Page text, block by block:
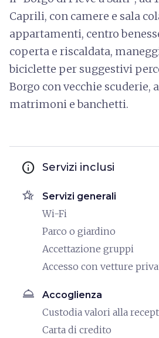
Caprili, con camere e sala
appartamenti, centro
coperta e riscaldata,
biciclette per suggestivi
Borgo con vecchie scuderie,
matrimoni e banchetti.
info Servizi inclusi
hotel_class Servizi generali
Wi-Fi
Parco o giardino
Accettazione gruppi
Accesso con vetture
room_service Accoglienza
Custodia valori alla
Carta di credito